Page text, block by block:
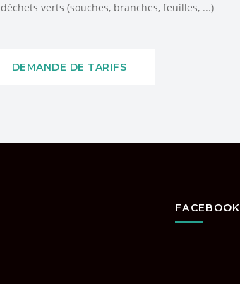
déchets verts (souches, branches, feuilles, ...)
DEMANDE DE TARIFS
FACEBOOK